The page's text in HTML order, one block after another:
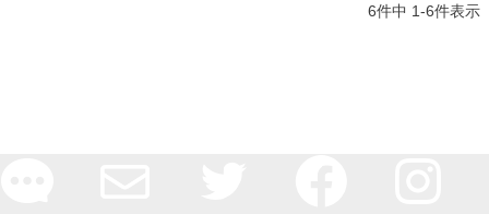
6件中 1-6件表示